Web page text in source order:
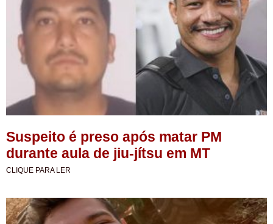
Suspeito é preso após matar PM
durante aula de jiu-jítsu em MT
CLIQUE PARA LER